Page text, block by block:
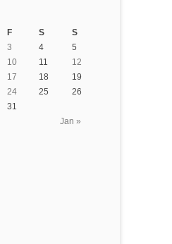
F S S
Jan »
3 4
5
10 11
12
17 18
19
24 25
26
31